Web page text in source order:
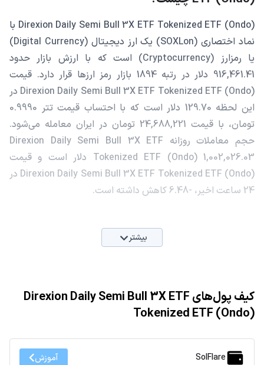
Direxion Daily Semi Bull 3X ETF Tokenized ETF (Ondo) با
نماد اختصاری (SOXLon) یک ارز دیجیتال (Digital Currency)
یا رمزارز (Cryptocurrency) است که با ارزش بازار حدود
916,461.41 دلار در رتبه 1894 بازار رمز ارزها قرار دارد. قیمت
Direxion Daily Semi Bull 3X ETF Tokenized ETF (Ondo) در
این لحظه 129.70 دلار است که با احتساب قیمت تتر 0.9990
تومان، با قیمت 24,688,221 تومان در ایران معامله می‌شود.
حجم معاملات روزانه Direxion Daily Semi Bull 3X ETF
Tokenized ETF (Ondo) 1,002,026.03 دلار است و قیمت
Direxion Daily Semi Bull 3X ETF Tokenized ETF (Ondo) در
24 ساعت اخیر، -6.48 کاهش داشته است.
بیشتر
کیف پول‌های Direxion Daily Semi Bull 3X ETF
Tokenized ETF (Ondo)
SolFlare آموزش